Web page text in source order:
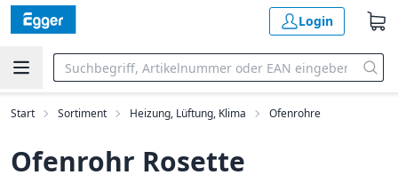
Login
Start Sortiment Heizung, Lüftung, Klima Ofenrohre
Ofenrohr Rosette